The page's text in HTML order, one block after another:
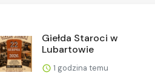
Giełda Staroci w
Lubartowie
1 godzina temu